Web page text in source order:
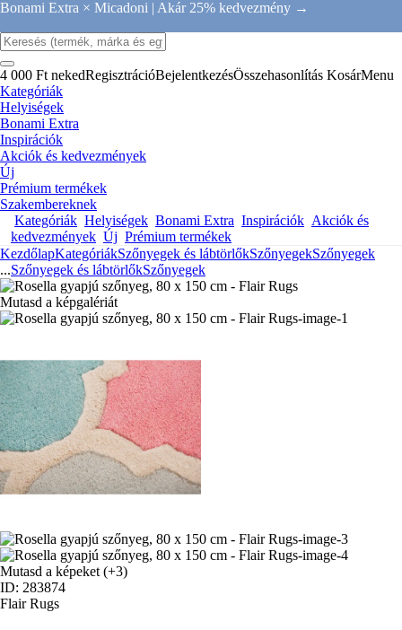
Bonami Extra × Micadoni | Akár 25% kedvezmény →
4 000 Ft nekedRegisztrációBejelentkezésÖsszehasonlítás KosárMenu
Kategóriák
Helyiségek
Bonami Extra
Inspirációk
Akciók és kedvezmények
Új
Prémium termékek
Szakembereknek
Kategóriák Helyiségek Bonami Extra Inspirációk Akciók és
kedvezmények Új Prémium termékek
KezdőlapKategóriákSzőnyegek és lábtörlőkSzőnyegekSzőnyegek
...Szőnyegek és lábtörlőkSzőnyegek
Mutasd a képgalériát
Mutasd a képeket (+3)
ID: 283874
Flair Rugs